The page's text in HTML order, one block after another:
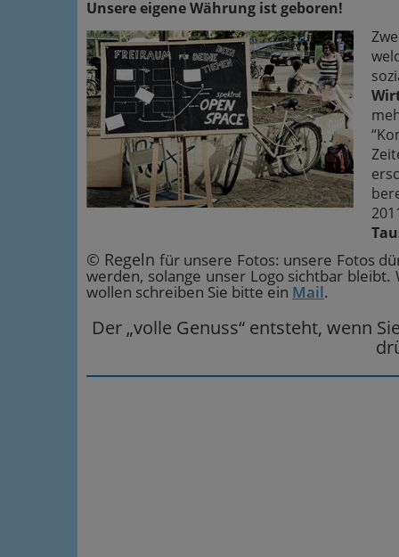
Unsere eigene Währung ist geboren!
© Regeln für unsere Fotos: unsere Fotos
werden, solange unser Logo sichtbar
wollen schreiben Sie bitte ein Mail.
Der „volle Genuss“ entsteht, wenn